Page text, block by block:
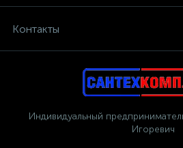
Контакты
Индивидуальный
Игоревич